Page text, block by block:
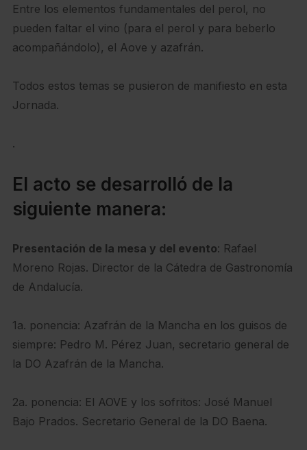
Entre los elementos fundamentales del perol, no
pueden faltar el vino (para el perol y para beberlo
acompañándolo), el Aove y azafrán.
Todos estos temas se pusieron de manifiesto en esta
Jornada.
.
El acto se desarrolló de la
siguiente manera:
Presentación de la mesa y del evento: Rafael
Moreno Rojas. Director de la Cátedra de Gastronomía
de Andalucía.
1a. ponencia: Azafrán de la Mancha en los guisos de
siempre: Pedro M. Pérez Juan, secretario general de
la DO Azafrán de la Mancha.
2a. ponencia: El AOVE y los sofritos: José Manuel
Bajo Prados. Secretario General de la DO Baena.